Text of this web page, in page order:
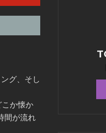
グ、そし
か懐か
間が流れ